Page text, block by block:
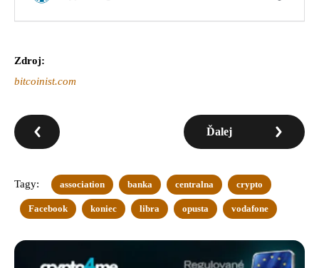
Zdroj:
bitcoinist.com
Ďalej
Tagy: association banka centralna crypto
Facebook koniec libra opusta vodafone